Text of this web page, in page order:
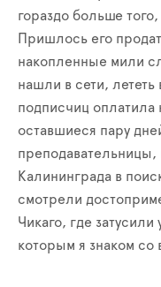
гораздо больше
Пришлось его
накопленные мили
нашли в сети,
подписчиц оплатила
оставшиеся пару
преподавательницы,
Калининграда в
смотрели
Чикаго, где
которым я знаком